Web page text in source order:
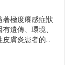
著極度癢感症狀
遺傳、環境、
膚炎患者的皮
中的蛋白質）
的表皮障蔽功